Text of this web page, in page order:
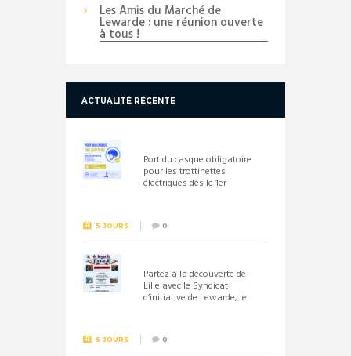
Les Amis du Marché de
Lewarde : une réunion ouverte
à tous !
ACTUALITÉ RÉCENTE
Port du casque obligatoire
pour les trottinettes
électriques dès le 1er
5 JOURS 0
Partez à la découverte de
Lille avec le Syndicat
d’initiative de Lewarde, le
5 JOURS 0